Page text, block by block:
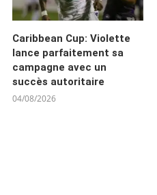
Caribbean Cup: Violette
lance parfaitement sa
campagne avec un
succès autoritaire
04/08/2026